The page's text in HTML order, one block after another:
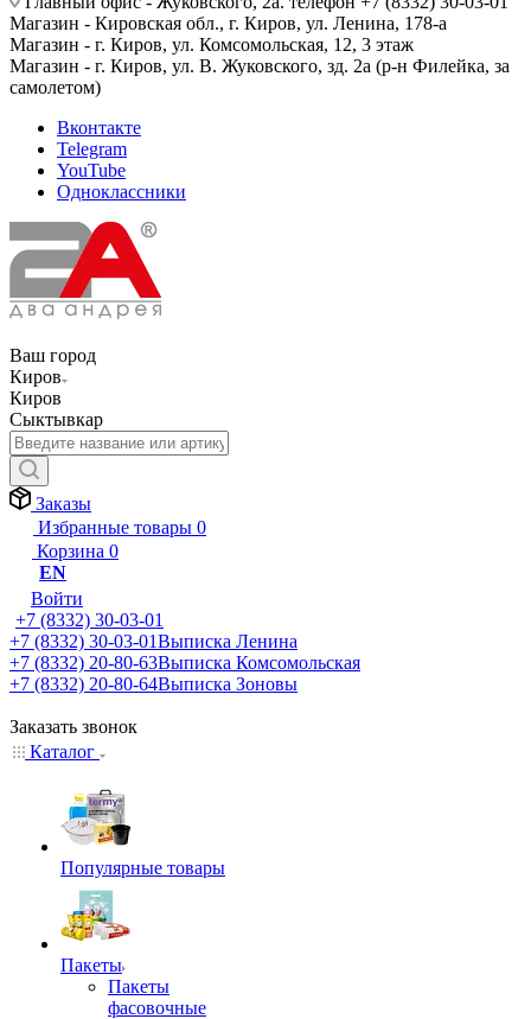
Магазин - Кировская обл., г. Киров, ул. Ленина, 178-а
Магазин - г. Киров, ул. Комсомольская, 12, 3 этаж
Магазин - г. Киров, ул. В. Жуковского, зд. 2а (р-н Филейка, за
самолетом)
Вконтакте
Telegram
YouTube
Одноклассники
Ваш город
Киров
Киров
Сыктывкар
Заказы
Избранные товары 0
Корзина 0
EN
Войти
+7 (8332) 30-03-01
+7 (8332) 30-03-01Выписка Ленина
+7 (8332) 20-80-63Выписка Комсомольская
+7 (8332) 20-80-64Выписка Зоновы
Заказать звонок
Каталог
Популярные товары
Пакеты
Пакеты
фасовочные